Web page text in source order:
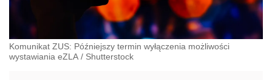
Komunikat ZUS: Późniejszy termin wyłączenia możliwości
wystawiania eZLA / Shutterstock